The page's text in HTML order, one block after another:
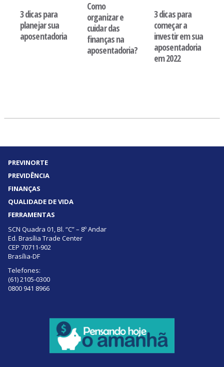
3 dicas para
planejar sua
aposentadoria
Como
organizar e
cuidar das
finanças na
aposentadoria?
3 dicas para
começar a
investir em sua
aposentadoria
em 2022
PREVINORTE
PREVIDÊNCIA
FINANÇAS
QUALIDADE DE VIDA
FERRAMENTAS
SCN Quadra 01, Bl. “C” – 8º Andar
Ed. Brasília Trade Center
CEP 70711-902
Brasília-DF
Telefones:
(61) 2105-0300
0800 941 8966